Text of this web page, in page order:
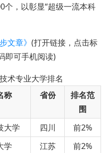
个，以彰显“超级一流本科
文章》 (打开链接，点击标
即可手机阅读)
术专业大学排名
称 省份
排名范
围
大学 四川
前2%
学 江苏
前2%